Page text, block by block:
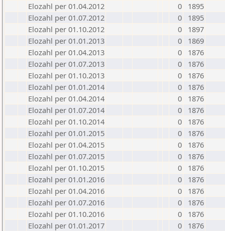
Elozahl per 01.04.2012
0
1895
Elozahl per 01.07.2012
0
1895
Elozahl per 01.10.2012
0
1897
Elozahl per 01.01.2013
0
1869
Elozahl per 01.04.2013
0
1876
Elozahl per 01.07.2013
0
1876
Elozahl per 01.10.2013
0
1876
Elozahl per 01.01.2014
0
1876
Elozahl per 01.04.2014
0
1876
Elozahl per 01.07.2014
0
1876
Elozahl per 01.10.2014
0
1876
Elozahl per 01.01.2015
0
1876
Elozahl per 01.04.2015
0
1876
Elozahl per 01.07.2015
0
1876
Elozahl per 01.10.2015
0
1876
Elozahl per 01.01.2016
0
1876
Elozahl per 01.04.2016
0
1876
Elozahl per 01.07.2016
0
1876
Elozahl per 01.10.2016
0
1876
Elozahl per 01.01.2017
0
1876